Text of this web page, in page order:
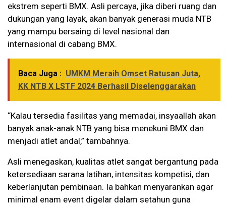
ekstrem seperti BMX. Asli percaya, jika diberi ruang dan
dukungan yang layak, akan banyak generasi muda NTB
yang mampu bersaing di level nasional dan
internasional di cabang BMX.
Baca Juga : UMKM Meraih Omset Ratusan Juta,
KK NTB X LSTF 2024 Berhasil Diselenggarakan
“Kalau tersedia fasilitas yang memadai, insyaallah akan
banyak anak-anak NTB yang bisa menekuni BMX dan
menjadi atlet andal,” tambahnya.
Asli menegaskan, kualitas atlet sangat bergantung pada
ketersediaan sarana latihan, intensitas kompetisi, dan
keberlanjutan pembinaan. Ia bahkan menyarankan agar
minimal enam event digelar dalam setahun guna